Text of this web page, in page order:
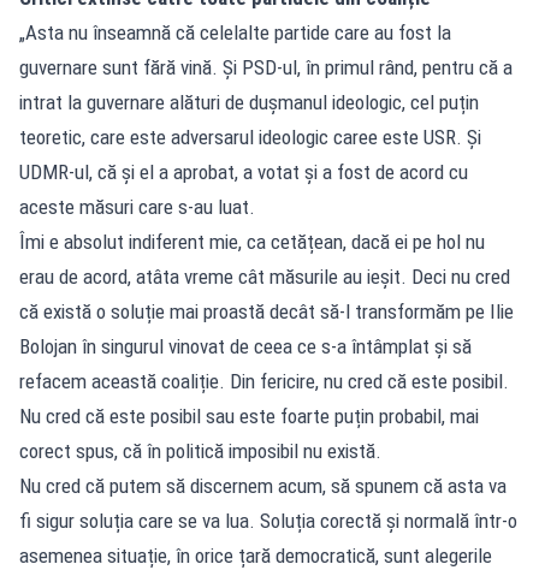
„Asta nu înseamnă că celelalte partide care au fost la
guvernare sunt fără vină. Și PSD-ul, în primul rând, pentru că a
intrat la guvernare alături de dușmanul ideologic, cel puțin
teoretic, care este adversarul ideologic caree este USR. Și
UDMR-ul, că și el a aprobat, a votat și a fost de acord cu
aceste măsuri care s-au luat.
Îmi e absolut indiferent mie, ca cetățean, dacă ei pe hol nu
erau de acord, atâta vreme cât măsurile au ieșit. Deci nu cred
că există o soluție mai proastă decât să-l transformăm pe Ilie
Bolojan în singurul vinovat de ceea ce s-a întâmplat și să
refacem această coaliție. Din fericire, nu cred că este posibil.
Nu cred că este posibil sau este foarte puțin probabil, mai
corect spus, că în politică imposibil nu există.
Nu cred că putem să discernem acum, să spunem că asta va
fi sigur soluția care se va lua. Soluția corectă și normală într-o
asemenea situație, în orice țară democratică, sunt alegerile